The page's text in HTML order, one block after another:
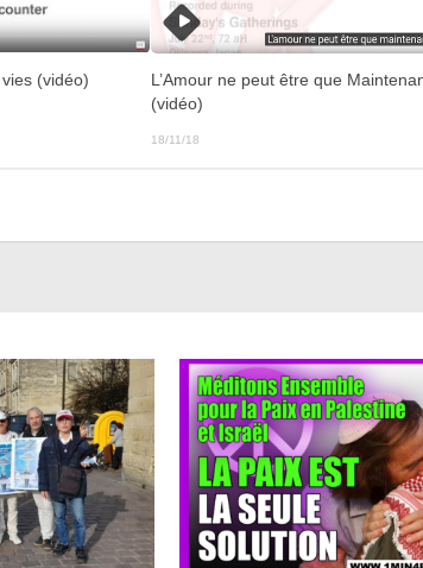
(vidéo)
L’Amour ne peut être que
(vidéo)
18/11/18